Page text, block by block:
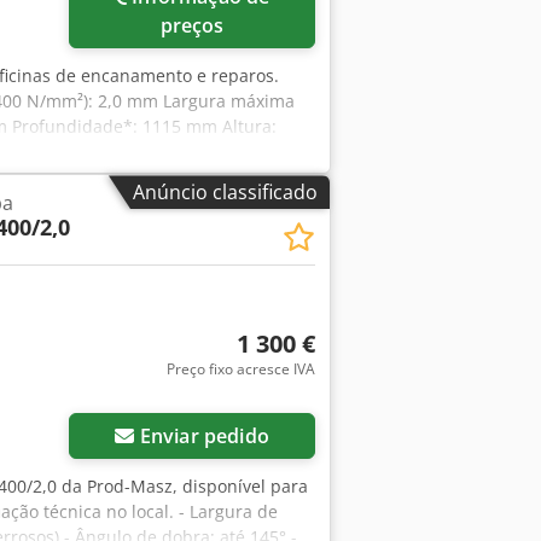
preços
de encanamento e reparos.
N/mm²): 2,0 mm Largura máxima
Profundidade*: 1115 mm Altura:
de dobra universalmente
com design moderno Cedpevnrk
ficam livres para a peça de trabalho -
segmentada para um grande
de dobra rápido e fácil usando
da chapa - Viga superior alta para
- Backgauge - Dobragem
| 270mm
Anúncio classificado
2,0
1 300 €
Preço fixo acresce IVA
Enviar pedido
2,0 da Prod-Masz, disponível para
técnica no local. - Largura de
- Ângulo de dobra: até 145° -